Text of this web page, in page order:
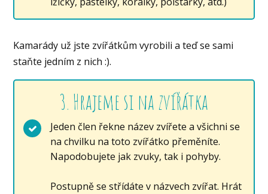
Kamarády už jste zvířátkům vyrobili a teď se sami
staňte jedním z nich :).
3. Hrajeme si na zvířátka
Jeden člen řekne název zvířete a všichni se
na chvilku na toto zvířátko přeměníte.
Napodobujete jak zvuky, tak i pohyby.
Postupně se střídáte v názvech zvířat. Hrát